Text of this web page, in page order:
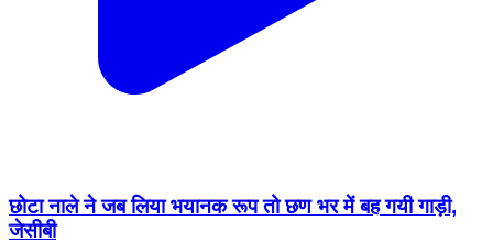
छोटा नाले ने जब लिया भयानक रूप तो छण भर में बह गयी गाड़ी,
जेसीबी